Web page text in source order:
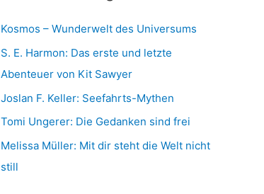
n
v
Kosmos – Wunderwelt des Universums
S. E. Harmon: Das erste und letzte
Abenteuer von Kit Sawyer
Joslan F. Keller: Seefahrts-Mythen
Tomi Ungerer: Die Gedanken sind frei
Melissa Müller: Mit dir steht die Welt nicht
still